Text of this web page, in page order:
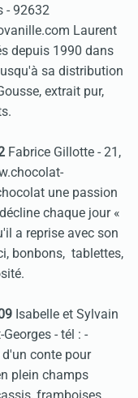
- 92632
Laurent
depuis 1990 dans
sa distribution
extrait pur,
Fabrice Gillotte - 21,
une passion
chaque jour «
a reprise avec son
bonbons, tablettes,
Isabelle et Sylvain
- tél : -
conte pour
plein champs